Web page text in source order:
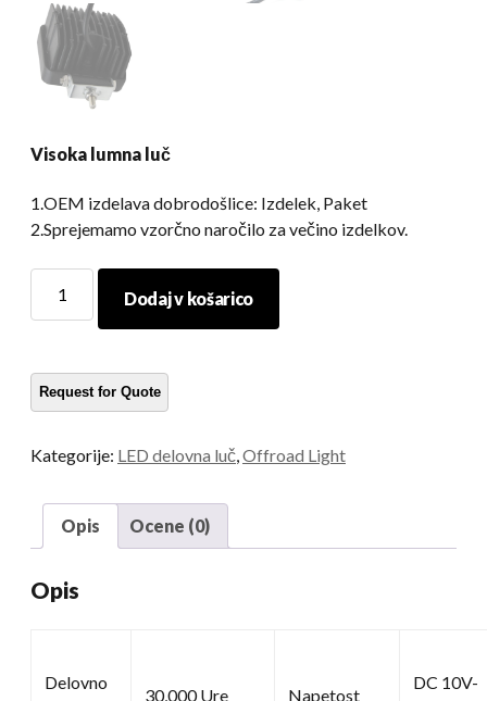
Visoka lumna luč
1.OEM izdelava dobrodošlice: Izdelek, Paket
2.Sprejemamo vzorčno naročilo za večino izdelkov.
lumna
Dodaj v košarico
Kategorije: LED delovna luč Offroad Light
Opis Ocene (0)
Opis
Delovno
30,000 Ure Napetost
DC 10V-